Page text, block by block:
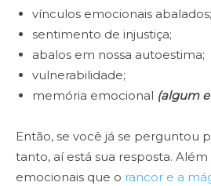
vínculos emocionais abalados;
sentimento de injustiça;
abalos em nossa autoestima;
vulnerabilidade;
memória emocional (algum
Então, se você já se perguntou
tanto, aí está sua resposta. Além
emocionais que o rancor e a